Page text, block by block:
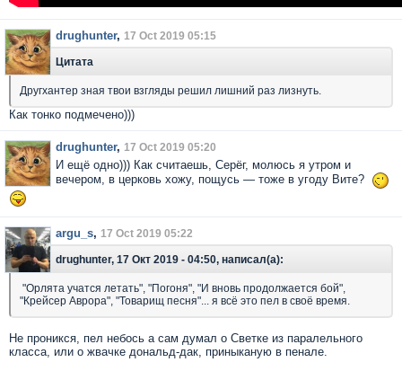
drughunter, 17 Oct 2019 05:15
Цитата
Другхантер зная твои взгляды решил лишний раз лизнуть.
Как тонко подмечено)))
drughunter, 17 Oct 2019 05:20
И ещё одно))) Как считаешь, Серёг, молюсь я утром и
вечером, в церковь хожу, пощусь — тоже в угоду Вите?
argu_s, 17 Oct 2019 05:22
drughunter, 17 Окт 2019 - 04:50, написал(а):
"Орлята учатся летать", "Погоня", "И вновь продолжается бой",
"Крейсер Аврора", "Товарищ песня"... я всё это пел в своё время.
Не проникся, пел небось а сам думал о Светке из паралельного
класса, или о жвачке дональд-дак, приныканую в пенале.